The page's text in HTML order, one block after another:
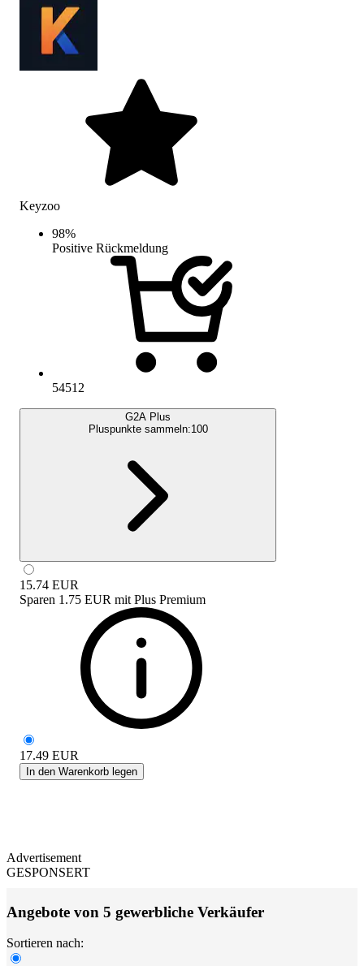
Keyzoo
98%
Positive Rückmeldung
54512
G2A Plus
Pluspunkte sammeln:100
15.74 EUR
Sparen 1.75 EUR mit Plus Premium
17.49 EUR
In den Warenkorb legen
Advertisement
GESPONSERT
Angebote von 5 gewerbliche Verkäufer
Sortieren nach: